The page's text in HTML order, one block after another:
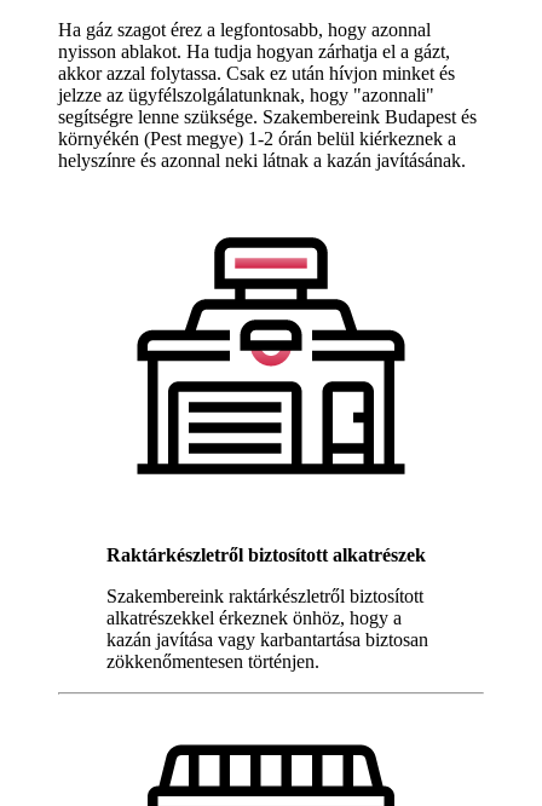
Ha gáz szagot érez a legfontosabb, hogy azonnal
nyisson ablakot. Ha tudja hogyan zárhatja el a gázt,
akkor azzal folytassa. Csak ez után hívjon minket és
jelzze az ügyfélszolgálatunknak, hogy "azonnali"
segítségre lenne szüksége. Szakembereink Budapest és
környékén (Pest megye) 1-2 órán belül kiérkeznek a
helyszínre és azonnal neki látnak a kazán javításának.
Raktárkészletről biztosított alkatrészek
Szakembereink raktárkészletről biztosított
alkatrészekkel érkeznek önhöz, hogy a
kazán javítása vagy karbantartása biztosan
zökkenőmentesen történjen.